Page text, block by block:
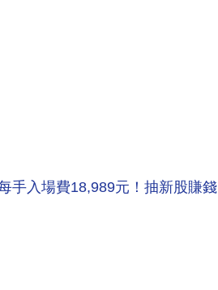
手入場費18,989元！抽新股賺錢